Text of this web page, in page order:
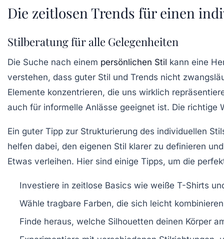
Die zeitlosen Trends für einen
Stilberatung für alle Gelegenheiten
Die Suche nach einem persönlichen Stil kann eine
verstehen, dass guter Stil und Trends nicht
Elemente konzentrieren, die uns wirklich
auch für informelle Anlässe geeignet ist. Die richtige
Ein guter Tipp zur Strukturierung des individuellen
helfen dabei, den eigenen Stil klarer zu definieren
Etwas verleihen. Hier sind einige Tipps, um die
Investiere in zeitlose Basics wie weiße T-Shirts
Wähle tragbare Farben, die sich leicht
Finde heraus, welche Silhouetten deinen Körper